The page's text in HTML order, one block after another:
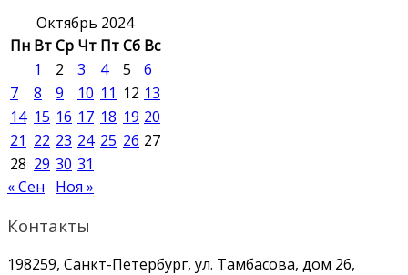
Октябрь 2024
Пн ВтСр Чт ПтСб Вс
1
2 3 4 5
6
7
8 9 10 11 12 13
14 15 16 17 18 19 20
21 22 23 24 25 26 27
28 29 30 31
« Сен
Ноя »
Контакты
198259, Санкт-Петербург, ул. Тамбасова, дом 26,